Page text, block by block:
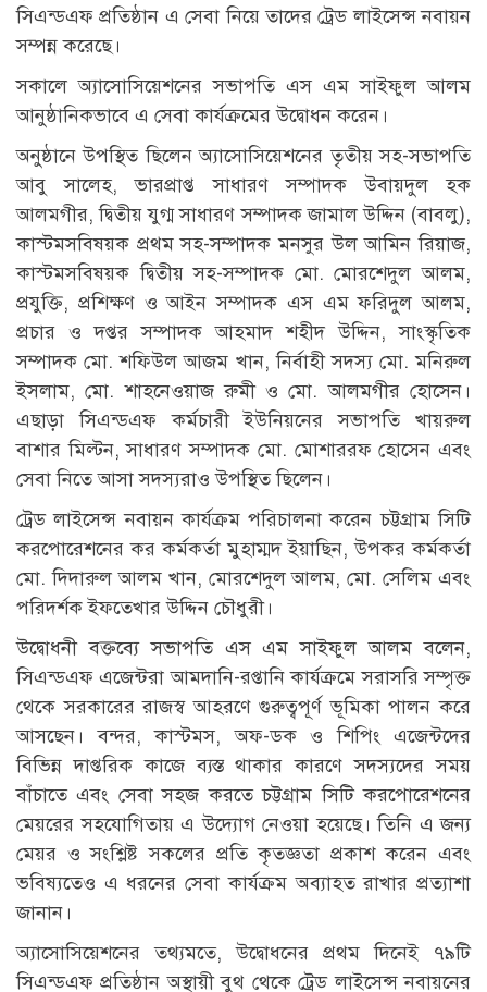
সিএন্ডএফ প্রতিষ্ঠান এ সেবা নিয়ে তাদের ট্রেড লাইসেন্স নবায়ন
সম্পন্ন করেছে।
সকালে অ্যাসোসিয়েশনের সভাপতি এস এম সাইফুল আলম
আনুষ্ঠানিকভাবে এ সেবা কার্যক্রমের উদ্বোধন করেন।
অনুষ্ঠানে উপস্থিত ছিলেন অ্যাসোসিয়েশনের তৃতীয় সহ-সভাপতি
আবু সালেহ, ভারপ্রাপ্ত সাধারণ সম্পাদক উবায়দুল হক
আলমগীর, দ্বিতীয় যুগ্ম সাধারণ সম্পাদক জামাল উদ্দিন (বাবলু),
কাস্টমসবিষয়ক প্রথম সহ-সম্পাদক মনসুর উল আমিন রিয়াজ,
কাস্টমসবিষয়ক দ্বিতীয় সহ-সম্পাদক মো. মোরশেদুল আলম,
প্রযুক্তি, প্রশিক্ষণ ও আইন সম্পাদক এস এম ফরিদুল আলম,
প্রচার ও দপ্তর সম্পাদক আহমাদ শহীদ উদ্দিন, সাংস্কৃতিক
সম্পাদক মো. শফিউল আজম খান, নির্বাহী সদস্য মো. মনিরুল
ইসলাম, মো. শাহনেওয়াজ রুমী ও মো. আলমগীর হোসেন।
এছাড়া সিএন্ডএফ কর্মচারী ইউনিয়নের সভাপতি খায়রুল
বাশার মিল্টন, সাধারণ সম্পাদক মো. মোশাররফ হোসেন এবং
সেবা নিতে আসা সদস্যরাও উপস্থিত ছিলেন।
ট্রেড লাইসেন্স নবায়ন কার্যক্রম পরিচালনা করেন চট্টগ্রাম সিটি
করপোরেশনের কর কর্মকর্তা মুহাম্মদ ইয়াছিন, উপকর কর্মকর্তা
মো. দিদারুল আলম খান, মোরশেদুল আলম, মো. সেলিম এবং
পরিদর্শক ইফতেখার উদ্দিন চৌধুরী।
উদ্বোধনী বক্তব্যে সভাপতি এস এম সাইফুল আলম বলেন,
সিএন্ডএফ এজেন্টরা আমদানি-রপ্তানি কার্যক্রমে সরাসরি সম্পৃক্ত
থেকে সরকারের রাজস্ব আহরণে গুরুত্বপূর্ণ ভূমিকা পালন করে
আসছেন। বন্দর, কাস্টমস, অফ-ডক ও শিপিং এজেন্টদের
বিভিন্ন দাপ্তরিক কাজে ব্যস্ত থাকার কারণে সদস্যদের সময়
বাঁচাতে এবং সেবা সহজ করতে চট্টগ্রাম সিটি করপোরেশনের
মেয়রের সহযোগিতায় এ উদ্যোগ নেওয়া হয়েছে। তিনি এ জন্য
মেয়র ও সংশ্লিষ্ট সকলের প্রতি কৃতজ্ঞতা প্রকাশ করেন এবং
ভবিষ্যতেও এ ধরনের সেবা কার্যক্রম অব্যাহত রাখার প্রত্যাশা
জানান।
অ্যাসোসিয়েশনের তথ্যমতে, উদ্বোধনের প্রথম দিনেই ৭৯টি
সিএন্ডএফ প্রতিষ্ঠান অস্থায়ী বুথ থেকে ট্রেড লাইসেন্স নবায়নের